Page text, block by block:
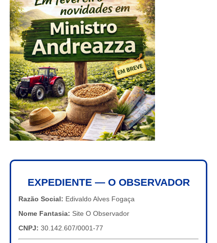
EXPEDIENTE — O OBSERVADOR
Razão Social: Edivaldo Alves Fogaça
Nome Fantasia: Site O Observador
CNPJ: 30.142.607/0001-77